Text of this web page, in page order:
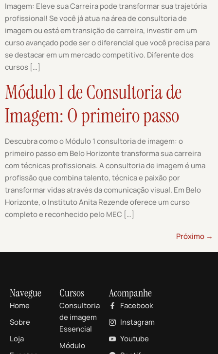
Imagem: Eleve sua Carreira pode transformar sua trajetória
profissional! Se você já atua na área de consultoria de
imagem ou está em transição de carreira, investir em um
curso avançado pode ser o diferencial que você precisa para
se destacar em um mercado competitivo. Diferente dos
cursos […]
Módulo 1 de Consultoria de
Imagem: O primeiro passo
Descubra como o Módulo 1 consultoria de imagem: o
primeiro passo em Belo Horizonte transforma sua carreira
com técnicas profissionais. A consultoria de imagem é uma
profissão que combina talento, técnica e paixão por
transformar vidas através da comunicação visual. Em Belo
Horizonte, o Instituto Anita Rezende oferece um curso
completo e reconhecido pelo MEC […]
Próximo →
Navegue
Home
Sobre
Loja
Cursos
Consultoria
de imagem
Essencial
Módulo
Acompanhe
Facebook
Instagram
Youtube